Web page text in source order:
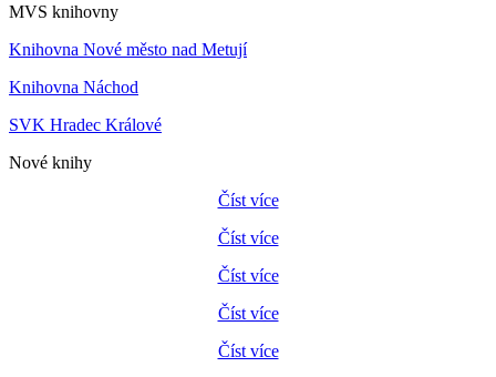
MVS knihovny
Knihovna Nové město nad Metují
Knihovna Náchod
SVK Hradec Králové
Nové knihy
Číst více
Číst více
Číst více
Číst více
Číst více